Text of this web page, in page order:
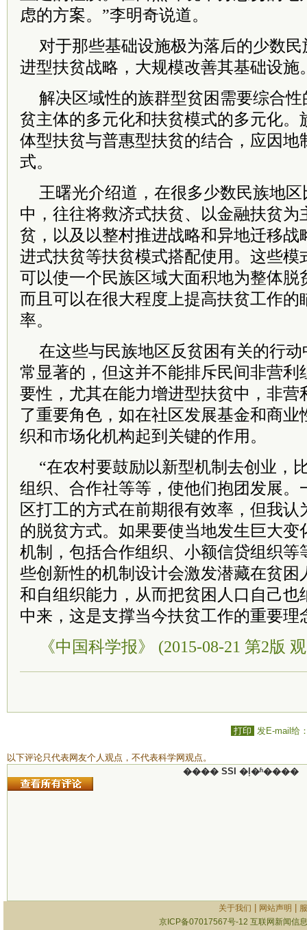
虑的方案。”李明奇说道。
对于那些基础设施极为落后的少数
进型扶贫战略，大规模改善其基础设施
解决区域性的族群型贫困需要综合
贫主体的多元化和扶贫模式的多元化。
体型扶贫与普惠型扶贫的结合，应因地
式。
王曙光介绍道，在很多少数民族地
中，往往将救济式扶贫、以金融扶贫为
贫，以及以整村推进战略和异地迁移战
进式扶贫等扶贫模式搭配使用。这些模
可以使一个民族区域大面积地为整体脱
而且可以在很大程度上提高扶贫工作的
率。
在这些与民族地区反贫困有关的行
常显著的，但这并不能排斥民间非营利
要性，尤其在能力增进型扶贫中，非营
了重要角色，如在社区发展基金和商业
织和市场化机构起到关键的作用。
“在农村要鼓励以新型机制去创业，
组织、合作社等等，使他们抱团发展。
区打工的方式在前期很有效率，但我认
的脱贫方式。如果要使当地发生巨大变
机制，包括合作组织、小额信贷组织等
些创新性的机制设计会激发潜藏在贫困
和自组织能力，从而把贫困人口自己也
中来，这是支撑当今扶贫工作的重要理
《中国科学报》 (2015-08-21 第2版
打印 发E-mail给
以下评论只代表网友个人观点，不代表科学网观点。
���� SSI �ļ�ʱ����
关于我们 网站声明
京ICP备07017567号-12 互联网新闻信